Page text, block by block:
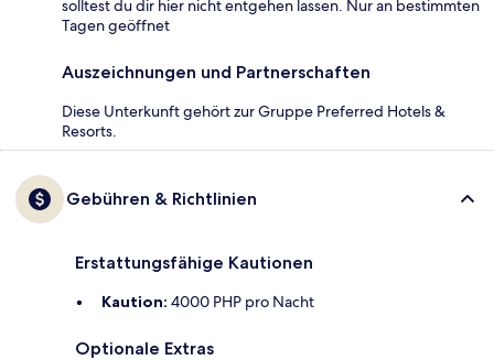
solltest du dir hier nicht entgehen lassen. Nur an bestimmten
Tagen geöffnet
Auszeichnungen und Partnerschaften
Diese Unterkunft gehört zur Gruppe Preferred Hotels &
Resorts.
Gebühren & Richtlinien
Erstattungsfähige Kautionen
Kaution: 4000 PHP pro Nacht
Optionale Extras